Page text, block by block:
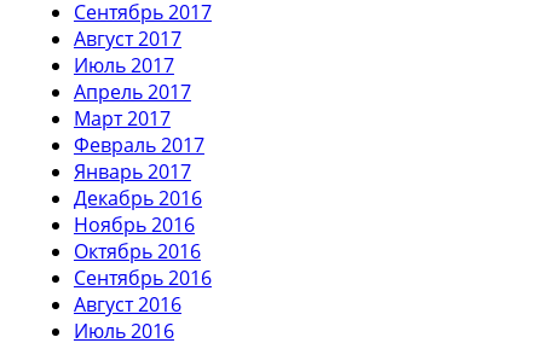
Сентябрь 2017
Август 2017
Июль 2017
Апрель 2017
Март 2017
Февраль 2017
Январь 2017
Декабрь 2016
Ноябрь 2016
Октябрь 2016
Сентябрь 2016
Август 2016
Июль 2016